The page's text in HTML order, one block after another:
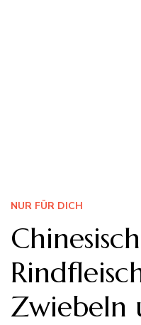
NUR FÜR DICH
Zwiebeln